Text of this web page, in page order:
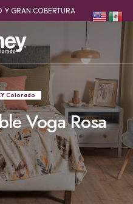
Y GRAN COBERTURA
Colorado
Voga Rosa